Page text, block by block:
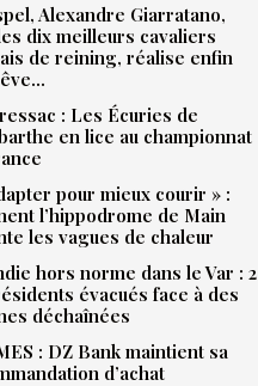
Alexandre Giarratano,
dix meilleurs cavaliers
de reining, réalise enfin
: Les Écuries de
en lice au championnat
pour mieux courir » :
l’hippodrome de Main
les vagues de chaleur
hors norme dans le Var : 2
évacués face à des
déchaînées
: DZ Bank maintient sa
d’achat